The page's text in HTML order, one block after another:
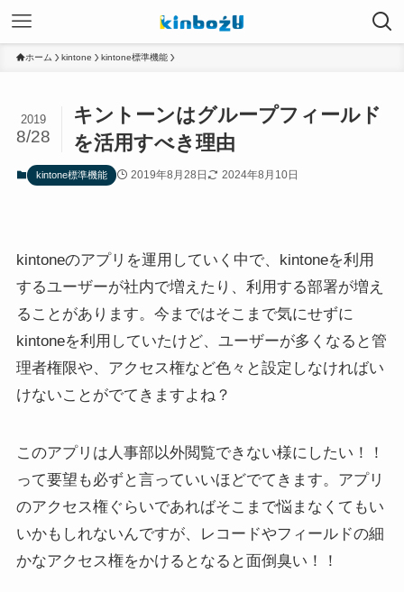
ホーム kintone kintone標準機能
キントーンはグループフィールド
を活用すべき理由
2019
8/28
kintone標準機能 2019年8月28日 2024年8月10日
kintoneのアプリを運用していく中で、kintoneを利用
するユーザーが社内で増えたり、利用する部署が増え
ることがあります。今まではそこまで気にせずに
kintoneを利用していたけど、ユーザーが多くなると管
理者権限や、アクセス権など色々と設定しなければい
けないことがでてきますよね？
このアプリは人事部以外閲覧できない様にしたい！！
って要望も必ずと言っていいほどでてきます。アプリ
のアクセス権ぐらいであればそこまで悩まなくてもい
いかもしれないんですが、レコードやフィールドの細
かなアクセス権をかけるとなると面倒臭い！！